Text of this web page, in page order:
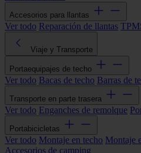
Accesorios para llantas
Ver todo Reparación de llantas
Viaje y Transporte
Portaequipajes de techo
Ver todo Bacas de techo Barras de
Transporte en parte trasera
Ver todo Enganches de remolque
Portabicicletas
Ver todo Montaje en techo Montaje
Accesorios de camping